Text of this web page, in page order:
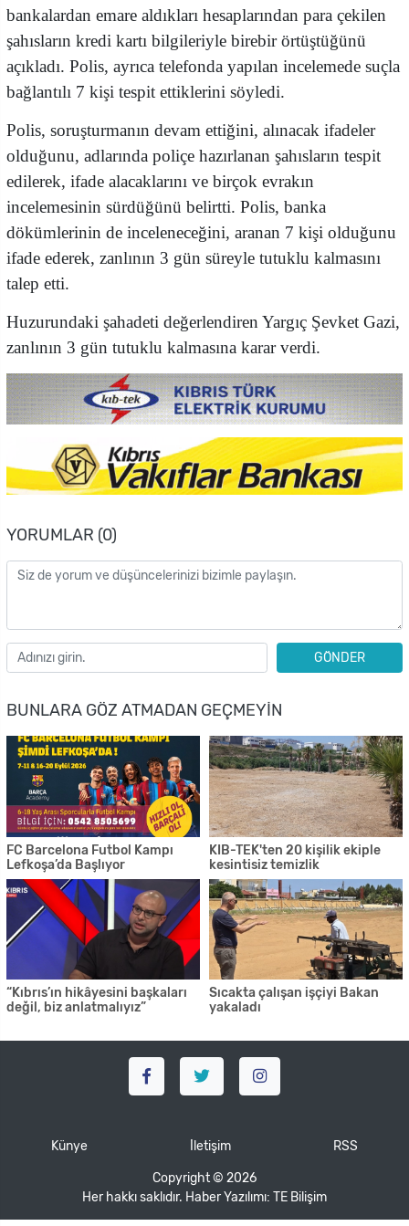
bankalardan emare aldıkları hesaplarından para çekilen
şahısların kredi kartı bilgileriyle birebir örtüştüğünü
açıkladı. Polis, ayrıca telefonda yapılan incelemede suçla
bağlantılı 7 kişi tespit ettiklerini söyledi.
Polis, soruşturmanın devam ettiğini, alınacak ifadeler
olduğunu, adlarında poliçe hazırlanan şahısların tespit
edilerek, ifade alacaklarını ve birçok evrakın
incelemesinin sürdüğünü belirtti. Polis, banka
dökümlerinin de inceleneceğini, aranan 7 kişi olduğunu
ifade ederek, zanlının 3 gün süreyle tutuklu kalmasını
talep etti.
Huzurundaki şahadeti değerlendiren Yargıç Şevket Gazi,
zanlının 3 gün tutuklu kalmasına karar verdi.
YORUMLAR (0)
GÖNDER
BUNLARA GÖZ ATMADAN GEÇMEYIN
FC Barcelona Futbol Kampı
Lefkoşa’da Başlıyor
KIB-TEK'ten 20 kişilik ekiple
kesintisiz temizlik
“Kıbrıs’ın hikâyesini başkaları
değil, biz anlatmalıyız”
Sıcakta çalışan işçiyi Bakan
yakaladı
Künye İletişim RSS
Copyright © 2026
Her hakkı saklıdır. Haber Yazılımı: TE Bilişim